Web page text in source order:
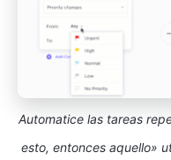
Automatice las tareas
esto, entonces aquello»